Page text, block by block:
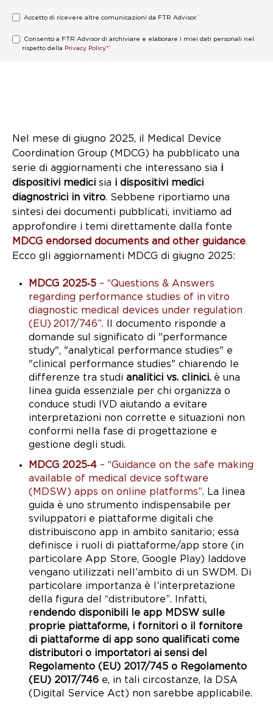
Accetto di ricevere altre comunicazioni da FTR Advisor. *
Consento a FTR Advisor di archiviare e elaborare i miei dati personali nel
rispetto della
Privacy Policy**
Nel mese di giugno 2025, il Medical Device
Coordination Group (MDCG) ha pubblicato una
serie di aggiornamenti che interessano sia i
dispositivi medici sia i dispositivi medici
diagnostrici in vitro. Sebbene riportiamo una
sintesi dei documenti pubblicati, invitiamo ad
approfondire i temi direttamente dalla fonte
MDCG endorsed documents and other guidance.
Ecco gli aggiornamenti MDCG di giugno 2025:
MDCG 2025‑5 –“Questions & Answers
regarding performance studies of in vitro
diagnostic medical devices under regulation
(EU) 2017/746”.
Il documento risponde a
domande sul significato di "performance
study", "analytical performance studies" e
"clinical performance studies" chiarendo le
differenze tra studianalitici vs. clinici. è una
linea guida essenziale per chi organizza o
conduce studi IVD aiutando a evitare
interpretazioni non corrette e situazioni non
conformi nella fase di progettazione e
gestione degli studi.
MDCG 2025‑4 – “Guidance on the safe making
available of medical device software
(MDSW) apps on online platforms”. La linea
guida è uno strumento indispensabile per
sviluppatori e piattaforme digitali che
distribuiscono app in ambito sanitario; essa
definisce i ruoli di piattaforme/app store (in
particolare App Store, Google Play) laddove
vengano utilizzati nell’ambito di un SWDM. Di
particolare importanza è l’interpretazione
della figura del “distributore”. Infatti,
rendendo disponibili le app MDSW sulle
proprie piattaforme, i fornitori o il fornitore
di piattaforme di app sono qualificati come
distributori o importatori ai sensi del
Regolamento (EU) 2017/745 o Regolamento
(EU) 2017/746 e, in tali circostanze, la DSA
(Digital Service Act) non sarebbe applicabile.